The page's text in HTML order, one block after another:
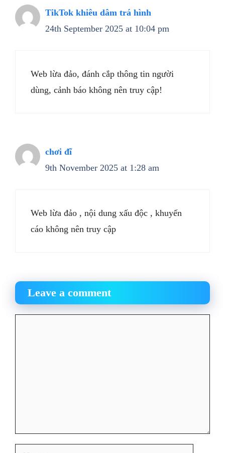
TikTok khiêu dâm trá hình
24th September 2025 at 10:04 pm
Web lừa đảo, đánh cắp thông tin người
dùng, cảnh báo không nên truy cập!
chơi đĩ
9th November 2025 at 1:28 am
Web lừa đảo , nội dung xấu độc , khuyến
cáo không nên truy cập
Leave a comment